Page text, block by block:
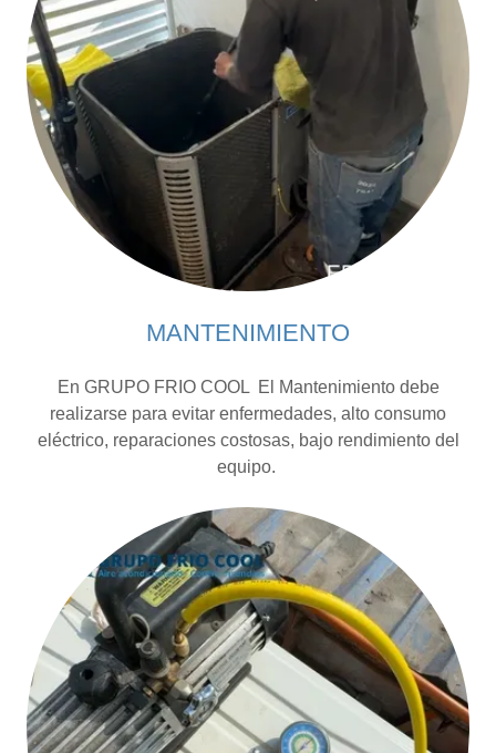
MANTENIMIENTO
En GRUPO FRIO COOL El Mantenimiento debe
realizarse para evitar enfermedades, alto consumo
eléctrico, reparaciones costosas, bajo rendimiento del
equipo.